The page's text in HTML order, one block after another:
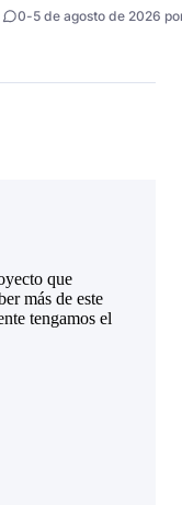
0-5 de agosto de 2026